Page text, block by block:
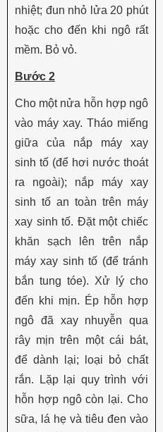
nhiệt; đun nhỏ lửa 20 phút
hoặc cho đến khi ngô rất
mềm. Bỏ vỏ.
Bước 2
Cho một nửa hỗn hợp ngô
vào máy xay. Tháo miếng
giữa của nắp máy xay
sinh tố (để hơi nước thoát
ra ngoài); nắp máy xay
sinh tố an toàn trên máy
xay sinh tố. Đặt một chiếc
khăn sạch lên trên nắp
máy xay sinh tố (để tránh
bắn tung tóe). Xử lý cho
đến khi mịn. Ép hỗn hợp
ngô đã xay nhuyễn qua
rây mịn trên một cái bát,
để dành lại; loại bỏ chất
rắn. Lặp lại quy trình với
hỗn hợp ngô còn lại. Cho
sữa, lá hẹ và tiêu đen vào